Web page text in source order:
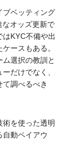
ブベッティング
なオッズ更新で
KYC不備や出
ースもある。
選択の教訓と
だけでなく、
調べるべき
術を使った透明
動ペイアウ